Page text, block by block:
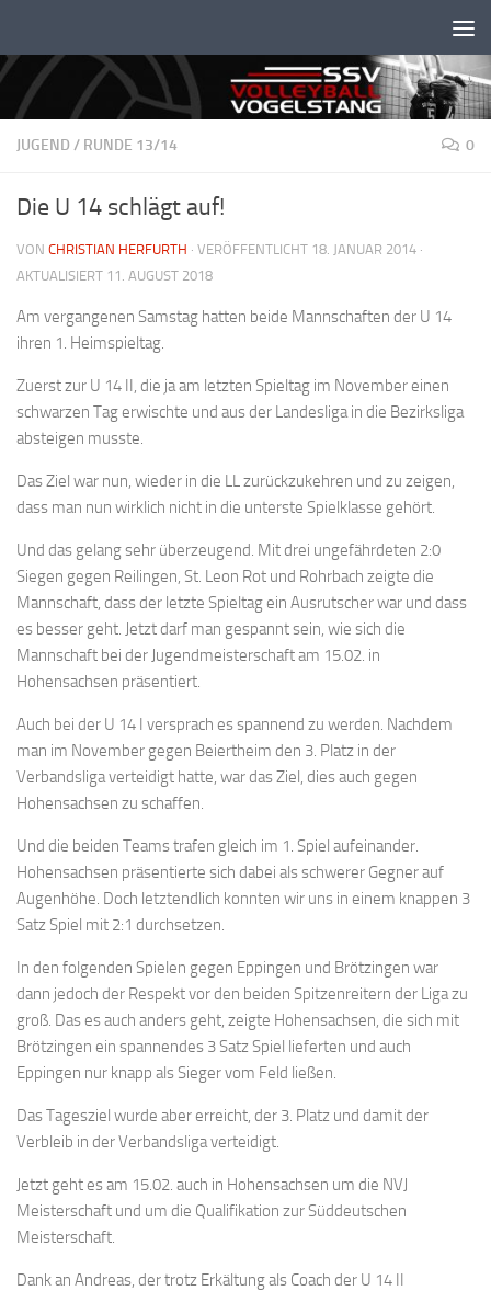
JUGEND / RUNDE 13/14 0
Die U 14 schlägt auf!
VON CHRISTIAN HERFURTH · VERÖFFENTLICHT 18. JANUAR 2014 ·
AKTUALISIERT 11. AUGUST 2018
Am vergangenen Samstag hatten beide Mannschaften der U 14
ihren 1. Heimspieltag.
Zuerst zur U 14 II, die ja am letzten Spieltag im November einen
schwarzen Tag erwischte und aus der Landesliga in die Bezirksliga
absteigen musste.
Das Ziel war nun, wieder in die LL zurückzukehren und zu zeigen,
dass man nun wirklich nicht in die unterste Spielklasse gehört.
Und das gelang sehr überzeugend. Mit drei ungefährdeten 2:0
Siegen gegen Reilingen, St. Leon Rot und Rohrbach zeigte die
Mannschaft, dass der letzte Spieltag ein Ausrutscher war und dass
es besser geht. Jetzt darf man gespannt sein, wie sich die
Mannschaft bei der Jugendmeisterschaft am 15.02. in
Hohensachsen präsentiert.
Auch bei der U 14 I versprach es spannend zu werden. Nachdem
man im November gegen Beiertheim den 3. Platz in der
Verbandsliga verteidigt hatte, war das Ziel, dies auch gegen
Hohensachsen zu schaffen.
Und die beiden Teams trafen gleich im 1. Spiel aufeinander.
Hohensachsen präsentierte sich dabei als schwerer Gegner auf
Augenhöhe. Doch letztendlich konnten wir uns in einem knappen 3
Satz Spiel mit 2:1 durchsetzen.
In den folgenden Spielen gegen Eppingen und Brötzingen war
dann jedoch der Respekt vor den beiden Spitzenreitern der Liga zu
groß. Das es auch anders geht, zeigte Hohensachsen, die sich mit
Brötzingen ein spannendes 3 Satz Spiel lieferten und auch
Eppingen nur knapp als Sieger vom Feld ließen.
Das Tagesziel wurde aber erreicht, der 3. Platz und damit der
Verbleib in der Verbandsliga verteidigt.
Jetzt geht es am 15.02. auch in Hohensachsen um die NVJ
Meisterschaft und um die Qualifikation zur Süddeutschen
Meisterschaft.
Dank an Andreas, der trotz Erkältung als Coach der U 14 II